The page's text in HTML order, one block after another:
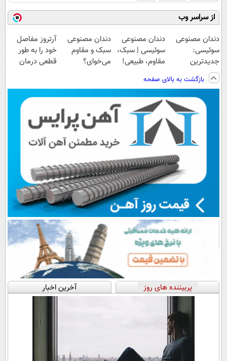
از سراسر وب
دندان مصنوعی
سوئیسی:
جدیدترین
فناوری اروپا،
سبک و مقاوم |
پرداخت قسطی
دندان مصنوعی
سوئیسی | سبک،
مقاوم، طبیعی!
رایگان+پرداخت
اقساطی😍
دندان مصنوعی
سبک و مقاوم
می‌خوای؟
📍تهران
آرتروز مفاصل
خود را به طور
قطعی درمان
بازگشت به بالای صفحه
پربیننده های روز آخرین اخبار